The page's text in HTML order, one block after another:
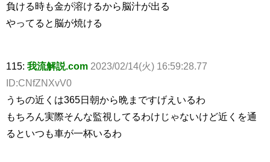
負ける時も金が溶けるから脳汁が出る
やってると脳が焼ける
115: 我流解説.com 2023/02/14(火) 16:59:28.77
ID:CNfZNXvV0
うちの近くは365日朝から晩まですげえいるわ
もちろん実際そんな監視してるわけじゃないけど近くを通
るといつも車が一杯いるわ